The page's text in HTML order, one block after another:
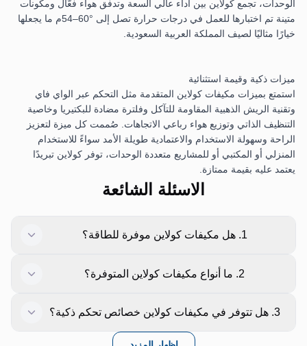
الوحدات، تجمع كولاين بين أداء عالي السعة وتدفق هواء فعّال ومكونات
متينة تم اختبارها للعمل في درجات حرارة تصل إلى ‎54–60°م ما يجعلها
خيارًا مثاليًا لصيف المملكة العربية السعودية.
ميزات ذكية وقيمة استثنائية
استمتع بميزات مكيفات كولاين المتقدمة مثل التحكم عبر الواي فاي
وتقنية الريش الذهبية المقاومة للتآكل وفلترة مضادة للبكتيريا وخاصية
التنظيف الذاتي وتوزيع هواء رباعي الاتجاهات. صُممت كل ميزة لتعزيز
الراحة وسهولة الاستخدام والاعتمادية طويلة الأمد سواءً للاستخدام
المنزلي أو المكتبي أو للمشاريع متعددة الوحدات، توفر كولاين تبريدًا
يعتمد عليه بقيمة ممتازة.
الاسئلة الشائعة
1. هل مكيفات كولاين موفرة للطاقة؟
الطاقة مع الحفاظ على تبريد قوي.
2. ما أنواع مكيفات كولاين المتوفرة؟
إلى باقات متعددة الوحدات.
3. هل تتوفر في مكيفات كولاين خصائص تحكم ذكية؟
نعم، العديد من الموديلات تدعم التحكم عبر الواي فاي والتحكم الصوتي